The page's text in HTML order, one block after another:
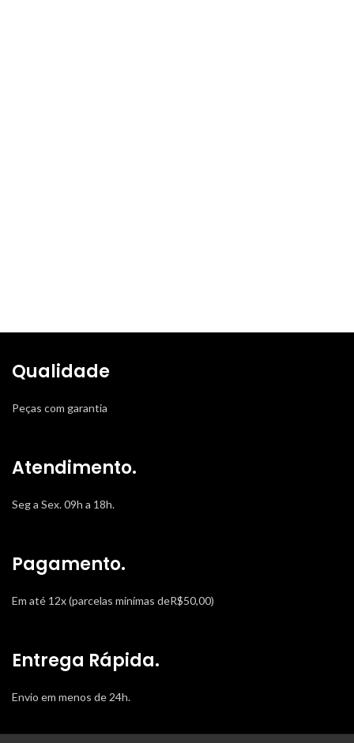
Qualidade
Peças com garantia
Atendimento.
Seg a Sex. 09h a 18h.
Pagamento.
Em até 12x (parcelas minímas deR$50,00)
Entrega Rápida.
Envio em menos de 24h.